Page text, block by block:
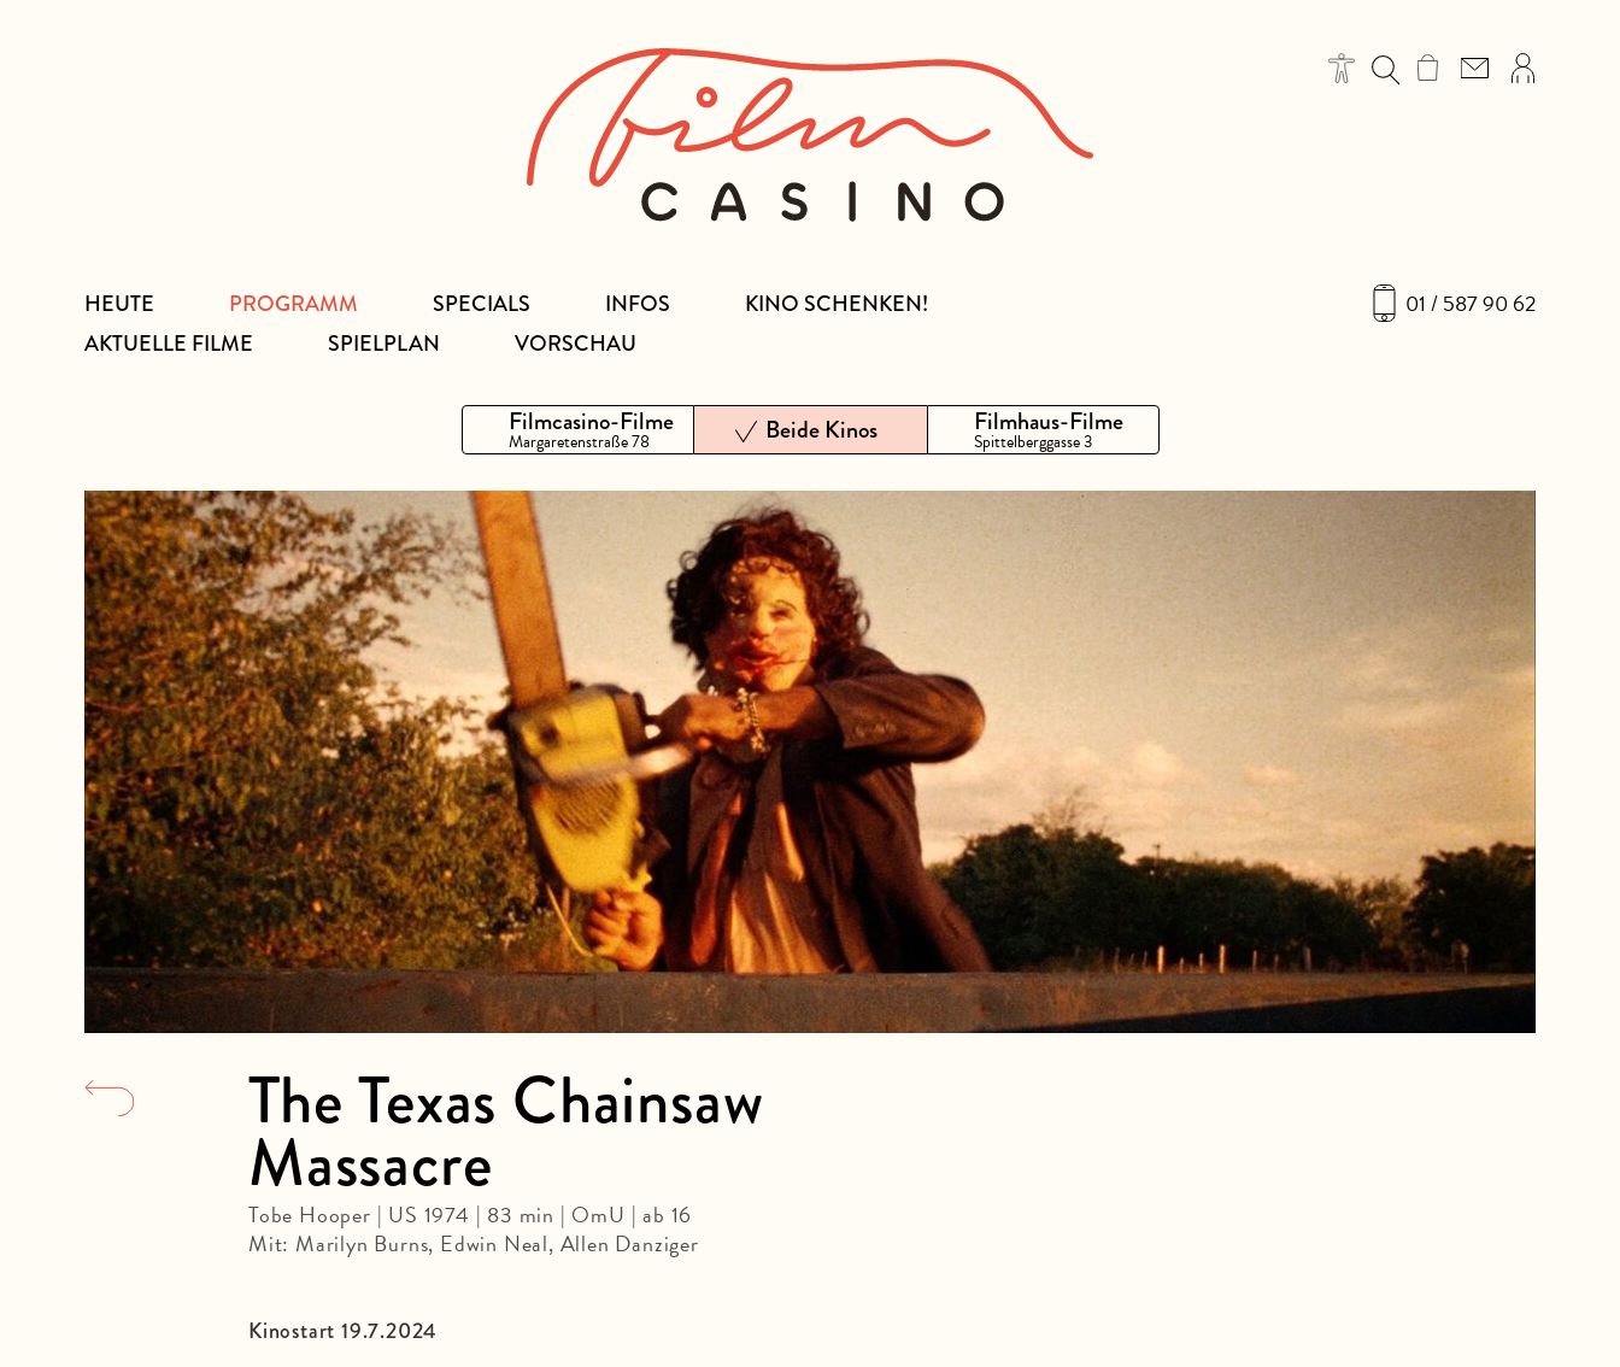
01 / 587 90 62
HEUTE
PROGRAMM
AKTUELLE FILME
SPIELPLAN VORSCHAU
SPECIALS INFOS KINO SCHENKEN!
Filmcasino-Filme
Margaretenstraße 78 Beide Kinos Filmhaus-Filme
Spittelberggasse 3
The Texas Chainsaw
Massacre
Tobe Hooper | US 1974 | 83 min | OmU | ab 16
Mit: Marilyn Burns, Edwin Neal, Allen Danziger
Kinostart 19.7.2024